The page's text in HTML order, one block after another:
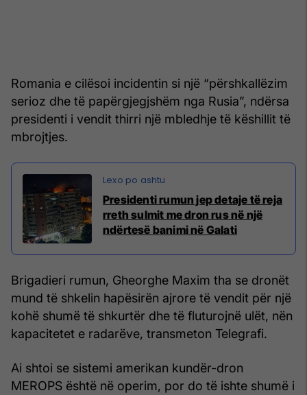
Romania e cilësoi incidentin si një “përshkallëzim
serioz dhe të papërgjegjshëm nga Rusia”, ndërsa
presidenti i vendit thirri një mbledhje të këshillit të
mbrojtjes.
Presidenti rumun jep detaje të reja
rreth sulmit me dron rus në një
ndërtesë banimi në Galati
Brigadieri rumun, Gheorghe Maxim tha se dronët
mund të shkelin hapësirën ajrore të vendit për një
kohë shumë të shkurtër dhe të fluturojnë ulët, nën
kapacitetet e radarëve, transmeton Telegrafi.
Ai shtoi se sistemi amerikan kundër-dron
MEROPS është në operim, por do të ishte shumë i